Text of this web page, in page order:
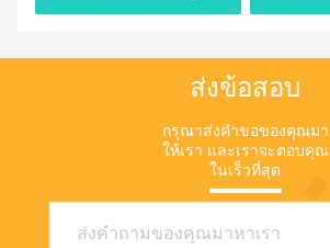
ส่งข้อสอบ
กรุณาส่งคําขอของคุณมา
ให้เรา และเราจะตอบคุณ
ในเร็วที่สุด